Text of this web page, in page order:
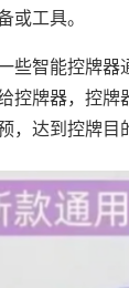
或工具。
些智能控牌
控牌器，控
，达到控牌目